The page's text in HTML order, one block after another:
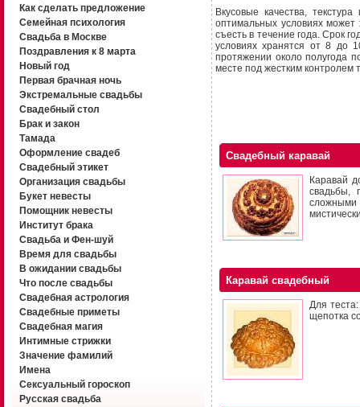
Как сделать предложение
Семейная психология
Свадьба в Москве
Поздравления к 8 марта
Новый год
Первая брачная ночь
Экстремальные свадьбы
Свадебный стол
Брак и закон
Тамада
Оформление свадеб
Свадебный этикет
Организация свадьбы
Букет невесты
Помощник невесты
Институт брака
Свадьба и Фен-шуй
Время для свадьбы
В ожидании свадьбы
Что после свадьбы
Свадебная астрология
Свадебные приметы
Свадебная магия
Интимные стрижки
Значение фамилий
Имена
Сексуальный гороскоп
Русская свадьба
Вкусовые качества,
оптимальных условиях
съесть в течение года. Срок
условиях хранятся от 8 до
протяжении около полугода
месте под жестким контролем
Свадебный каравай
Каравай
свадьбы,
сложными
Каравай свадебный
Для
щепотка